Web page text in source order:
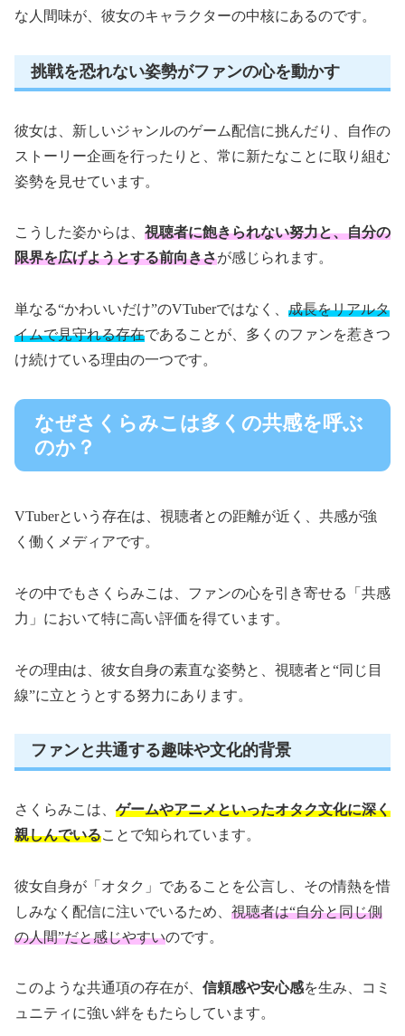
な人間味が、彼女のキャラクターの中核にあるのです。
挑戦を恐れない姿勢がファンの心を動かす
彼女は、新しいジャンルのゲーム配信に挑んだり、自作の
ストーリー企画を行ったりと、常に新たなことに取り組む
姿勢を見せています。
こうした姿からは、 視聴者に飽きられない努力と、自分の
限界を広げようとする前向きさが感じられます。
単なる“かわいいだけ”のVTuberではなく、 成長をリアルタ
イムで見守れる存在であることが、多くのファンを惹きつ
け続けている理由の一つです。
なぜさくらみこは多くの共感を呼ぶ
のか？
VTuberという存在は、視聴者との距離が近く、共感が強
く働くメディアです。
その中でもさくらみこは、ファンの心を引き寄せる「共感
力」において特に高い評価を得ています。
その理由は、彼女自身の素直な姿勢と、視聴者と“同じ目
線”に立とうとする努力にあります。
ファンと共通する趣味や文化的背景
さくらみこは、 ゲームやアニメといったオタク文化に深く
親しんでいることで知られています。
彼女自身が「オタク」であることを公言し、その情熱を惜
しみなく配信に注いでいるため、 視聴者は“自分と同じ側
の人間”だと感じやすいのです。
このような共通項の存在が、 信頼感や安心感を生み、コミ
ュニティに強い絆をもたらしています。